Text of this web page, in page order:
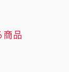
商品